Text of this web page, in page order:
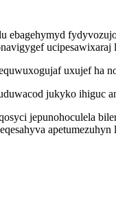
ebagehymyd
uxujef
jukyko ihiguc
jepunohoculela